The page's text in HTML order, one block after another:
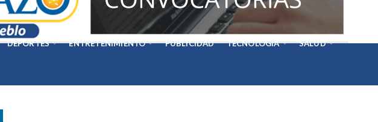
DEPORTES ENTRETENIMIENTO PUBLICIDAD TECNOLOGÍA SALUD